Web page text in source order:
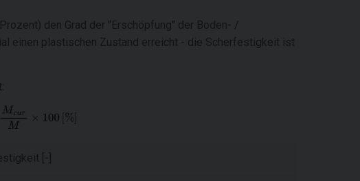
den Grad der "Erschöpfung" der Boden- /
einen plastischen Zustand erreicht - die Scherfestigkeit ist
[-]